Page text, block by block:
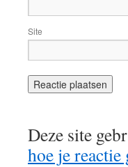
Site
Deze site
hoe je reactie